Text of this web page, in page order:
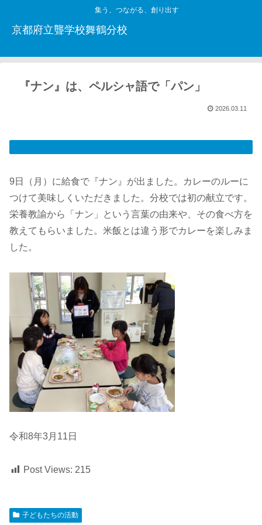
集う、つながる、創り出す
京都府立聾学校舞鶴分校
『ナン』は、ペルシャ語で「パン」
2026.03.11
9日（月）に給食で『ナン』が出ました。カレーのルーに
つけて美味しくいただきました。分校では初の献立です。
栄養教諭から「ナン」という言葉の由来や、その食べ方を
教えてもらいました。米飯とは違う形でカレーを楽しみま
した。
令和8年3月11日
Post Views: 215
子どもたちの活動